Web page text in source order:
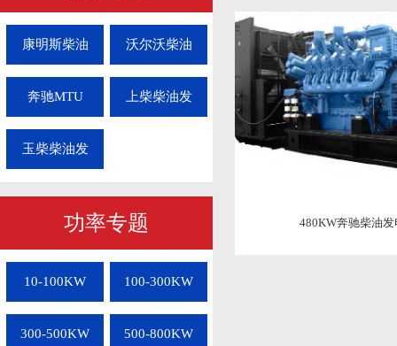
康明斯柴油 沃尔沃柴油
奔驰MTU 上柴柴油发
玉柴柴油发
功率专题
10-100KW 100-300KW
300-500KW 500-800KW
480KW奔驰柴油发